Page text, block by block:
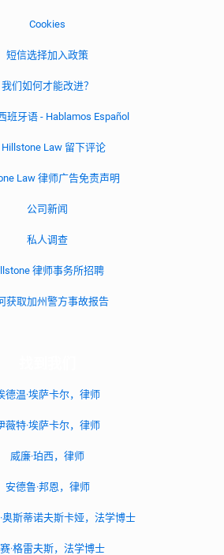
Cookies
短信选择加入政策
我们如何才能改进？
班牙语 - Hablamos Español
Hillstone Law 留下评论
Law 律师广告免责声明
公司新闻
私人调查
律师事务所招聘
获取加州警方事故报告
德温·埃萨卡尔，律师
薇特·埃萨卡尔，律师
威廉·珀西，律师
安德鲁·邦恩，律师
奥斯蒂诺夫斯卡娅，法学博士
·格雷夫斯，法学博士